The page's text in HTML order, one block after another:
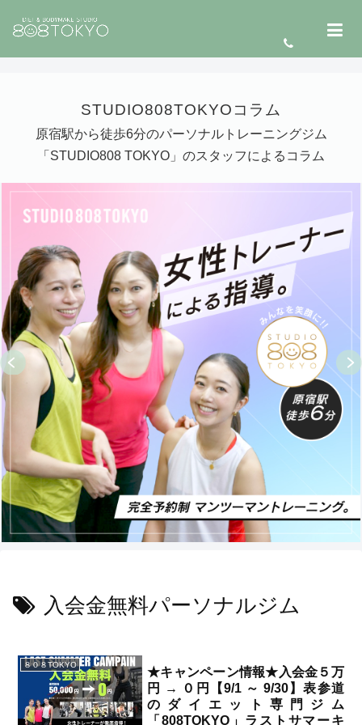
STUDIO808TOKYOコラム
原宿駅から徒歩6分のパーソナルトレーニングジム
「STUDIO808 TOKYO」のスタッフによるコラム
入会金無料パーソナルジム
８０８TOKYO
★キャンペーン情報★入会金５万
円 → ０円【9/1 ～ 9/30】表参道
のダイエット専門ジム
「808TOKYO」ラストサマーキ